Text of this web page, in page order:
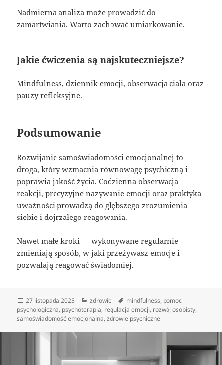
Nadmierna analiza może prowadzić do
zamartwiania. Warto zachować umiarkowanie.
Jakie ćwiczenia są najskuteczniejsze?
Mindfulness, dziennik emocji, obserwacja ciała oraz
pauzy refleksyjne.
Podsumowanie
Rozwijanie samoświadomości emocjonalnej to
droga, który wzmacnia równowagę psychiczną i
poprawia jakość życia. Codzienna obserwacja
reakcji, precyzyjne nazywanie emocji oraz praktyka
uważności prowadzą do głębszego zrozumienia
siebie i dojrzałego reagowania.
Nawet małe kroki — wykonywane regularnie —
zmieniają sposób, w jaki przeżywasz emocje i
pozwalają reagować świadomiej.
Data
publikacji
27 listopada 2025 Kategorie
zdrowie Tagi
mindfulness, pomoc
psychologiczna, psychoterapia, regulacja emocji, rozwój osobisty,
samoświadomość emocjonalna,zdrowie psychiczne